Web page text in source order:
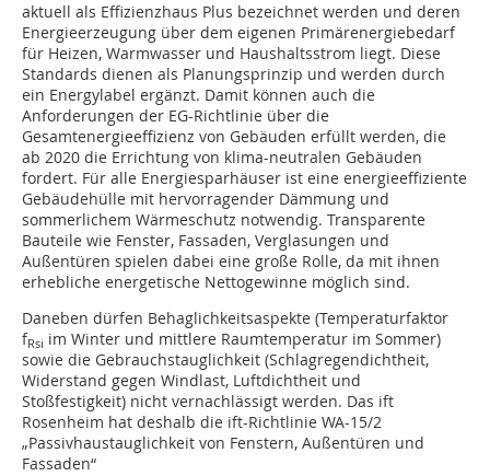
aktuell als Effizienzhaus Plus bezeichnet werden und deren
Energieerzeugung über dem eigenen Primärenergiebedarf
für Heizen, Warmwasser und Haushaltsstrom liegt. Diese
Standards dienen als Planungsprinzip und werden durch
ein Energylabel ergänzt. Damit können auch die
Anforderungen der EG-Richtlinie über die
Gesamtenergieeffizienz von Gebäuden erfüllt werden, die
ab 2020 die Errichtung von klima-neutralen Gebäuden
fordert. Für alle Energiesparhäuser ist eine energieeffiziente
Gebäudehülle mit hervorragender Dämmung und
sommerlichem Wärmeschutz notwendig. Transparente
Bauteile wie Fenster, Fassaden, Verglasungen und
Außentüren spielen dabei eine große Rolle, da mit ihnen
erhebliche energetische Nettogewinne möglich sind.
Daneben dürfen Behaglichkeitsaspekte (Temperaturfaktor
fRsi im Winter und mittlere Raumtemperatur im Sommer)
sowie die Gebrauchstauglichkeit (Schlagregendichtheit,
Widerstand gegen Windlast, Luftdichtheit und
Stoßfestigkeit) nicht vernachlässigt werden. Das ift
Rosenheim hat deshalb die ift-Richtlinie WA-15/2
„Passivhaustauglichkeit von Fenstern, Außentüren und
Fassaden“